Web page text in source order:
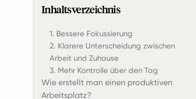
Inhaltsverzeichnis
1. Bessere Fokussierung
2. Klarere Unterscheidung zwischen
Arbeit und Zuhause
3. Mehr Kontrolle über den Tag
Wie erstellt man einen produktiven
Arbeitsplatz?